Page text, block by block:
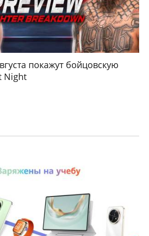
покажут бойцовскую
Night